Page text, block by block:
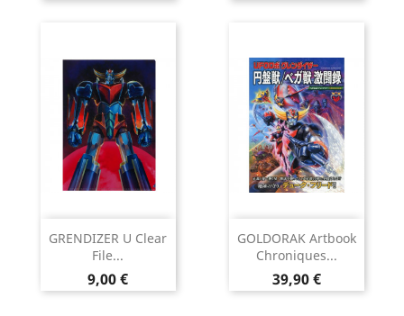
GRENDIZER U Clear
File...
Prix
9,00 €
GOLDORAK Artbook
Chroniques...
Prix
39,90 €